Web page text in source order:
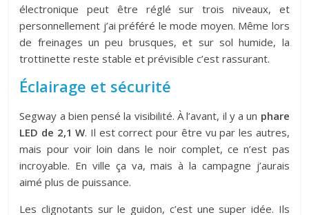
électronique peut être réglé sur trois niveaux, et
personnellement j’ai préféré le mode moyen. Même lors
de freinages un peu brusques, et sur sol humide, la
trottinette reste stable et prévisible c’est rassurant.
Éclairage et sécurité
Segway a bien pensé la visibilité. À l’avant, il y a un phare
LED de 2,1 W. Il est correct pour être vu par les autres,
mais pour voir loin dans le noir complet, ce n’est pas
incroyable. En ville ça va, mais à la campagne j’aurais
aimé plus de puissance.
Les clignotants sur le guidon, c’est une super idée. Ils